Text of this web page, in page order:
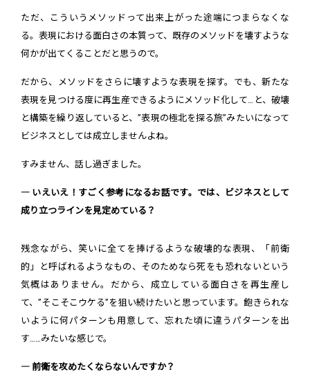
ただ、こういうメソッドって出来上がった途端につまらなくな
る。表現における面白さの本質って、既存のメソッドを壊すような
何かが出てくることだと思うので。
だから、メソッドをさらに壊すような表現を探す。でも、新たな
表現を見つける度に再生産できるようにメソッド化して…と、破壊
と構築を繰り返していると、”表現の極北を探る旅”みたいになって
ビジネスとしては成立しませんよね。
すみません、話し過ぎました。
― いえいえ！すごく参考になるお話です。では、ビジネスとして
成り立つラインを見定めている？
残念ながら、笑いに全てを捧げるような破壊的な表現、「前衛
的」と呼ばれるようなもの、そのためなら死をも恐れないという
気概はありません。だから、成立している面白さを再生産し
て、”そこそこウケる”を狙い続けたいと思っています。飽きられな
いように何パターンも用意して、忘れた頃に違うパターンを出
す……みたいな感じで。
― 前衛を攻めたくならないんですか？